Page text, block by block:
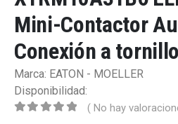
Mini-Contactor
Conexión a tornillo
Marca: EATON - MOELLER
Disponibilidad:
( No hay